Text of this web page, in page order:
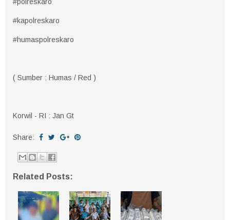
#kapolreskaro
#humaspolreskaro
( Sumber : Humas / Red )
Korwil - RI : Jan Gt
Share:
Related Posts: